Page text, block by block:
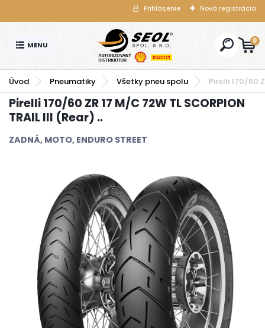
Prihlásenie Nová registrácia
0
Úvod Pneumatiky Všetky pneu spolu Pirelli 170/60
Pirelli 170/60 ZR 17 M/C 72W TL SCORPION
TRAIL III (Rear) ..
ZADNÁ, MOTO, ENDURO STREET